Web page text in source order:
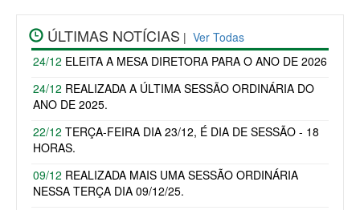
ÚLTIMAS NOTÍCIAS | Ver Todas
24/12 ELEITA A MESA DIRETORA PARA O ANO DE 2026
24/12 REALIZADA A ÚLTIMA SESSÃO ORDINÁRIA DO
ANO DE 2025.
22/12 TERÇA-FEIRA DIA 23/12, É DIA DE SESSÃO - 18
HORAS.
09/12 REALIZADA MAIS UMA SESSÃO ORDINÁRIA
NESSA TERÇA DIA 09/12/25.